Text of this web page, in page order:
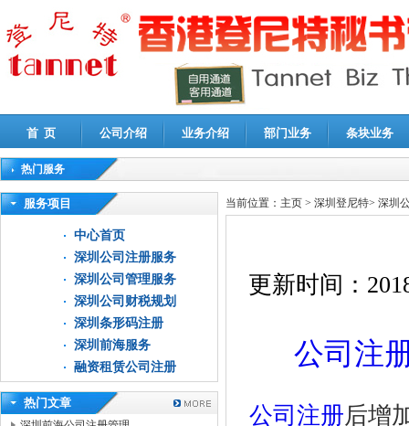
首 页 公司介绍 业务介绍 部门业务 条块业务
热门服务
高新技术企业认定审计|企业所得税汇算清缴申报鉴证
服务项目
中心首页
深圳公司注册服务
深圳公司管理服务
深圳公司财税规划
深圳条形码注册
深圳前海服务
融资租赁公司注册
热门文章
当前位置： 主页 > 深圳登尼特> 深圳
更新时间：
公司注
公司注册后增